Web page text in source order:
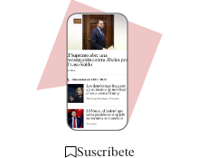
Suscríbete